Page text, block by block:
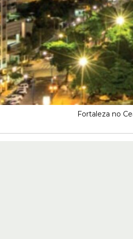
Fortaleza no